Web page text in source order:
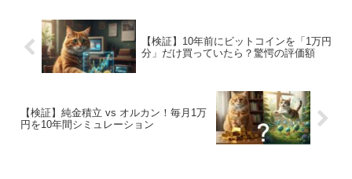
【検証】10年前にビットコインを「1万円
分」だけ買っていたら？驚愕の評価額
【検証】純金積立 vs オルカン！毎月1万
円を10年間シミュレーション